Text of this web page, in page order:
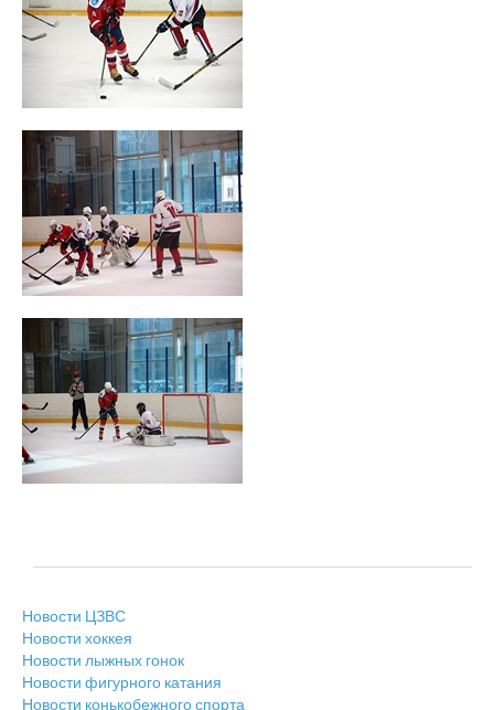
Новости ЦЗВС
Новости хоккея
Новости лыжных гонок
Новости фигурного катания
Новости конькобежного спорта